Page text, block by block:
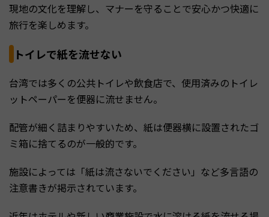
現地の文化を理解し、マナーを守ることで安心かつ快適に
旅行を楽しめます。
トイレで紙を流せない
台湾では多くの公共トイレや飲食店で、使用済みのトイレ
ットペーパーを便器に流せません。
配管が細く詰まりやすいため、紙は便器横に設置されたゴ
ミ箱に捨てるのが一般的です。
施設によっては「紙は流さないでください」など多言語の
注意書きが掲示されています。